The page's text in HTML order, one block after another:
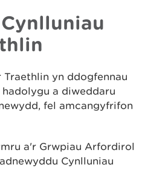
Traethlin yn ddogfennau
a diweddaru
fel amcangyfrifon
a'r Grwpiau Arfordirol
Cynlluniau